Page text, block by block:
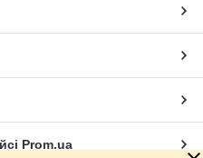
Prom.ua